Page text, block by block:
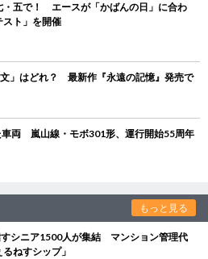
・五で！ エースが「かばんの日」に合わ
スト」を開催
」はどれ？ 最新作『永遠の記憶』発売で
車両 嵐山線・モボ301形、運行開始55周年
もっと見る
すシニア1500人が集結 マンション管理代
ねすシップ」